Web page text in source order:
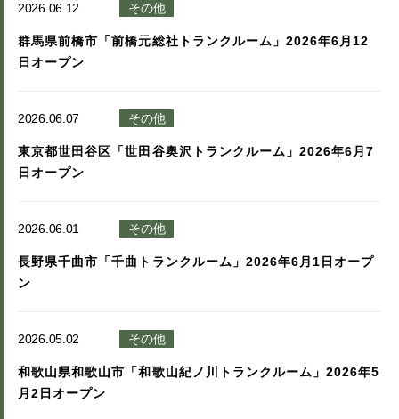
2026.06.12 その他
群馬県前橋市「前橋元総社トランクルーム」2026年6月12
日オープン
2026.06.07 その他
東京都世田谷区「世田谷奥沢トランクルーム」2026年6月7
日オープン
2026.06.01 その他
長野県千曲市「千曲トランクルーム」2026年6月1日オープ
ン
2026.05.02 その他
和歌山県和歌山市「和歌山紀ノ川トランクルーム」2026年5
月2日オープン